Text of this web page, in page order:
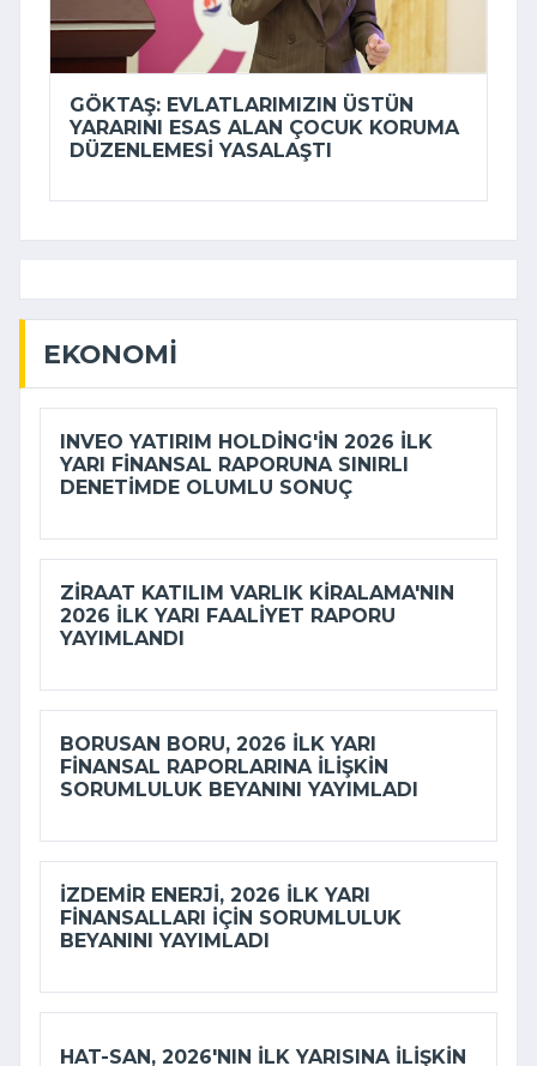
GÖKTAŞ: EVLATLARIMIZIN ÜSTÜN
YARARINI ESAS ALAN ÇOCUK KORUMA
DÜZENLEMESI YASALAŞTI
EKONOMI
INVEO YATIRIM HOLDING'IN 2026 ILK
YARI FINANSAL RAPORUNA SINIRLI
DENETIMDE OLUMLU SONUÇ
ZIRAAT KATILIM VARLIK KIRALAMA'NIN
2026 ILK YARI FAALIYET RAPORU
YAYIMLANDI
BORUSAN BORU, 2026 ILK YARI
FINANSAL RAPORLARINA ILIŞKIN
SORUMLULUK BEYANINI YAYIMLADI
İZDEMİR ENERJI, 2026 ILK YARI
FINANSALLARI IÇIN SORUMLULUK
BEYANINI YAYIMLADI
HAT-SAN, 2026'NIN ILK YARISINA ILIŞKIN